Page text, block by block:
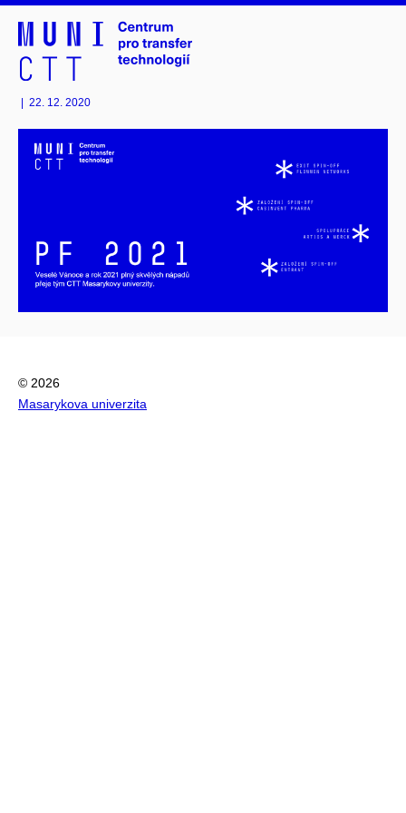
22. 12. 2020
© 2026
Masarykova univerzita